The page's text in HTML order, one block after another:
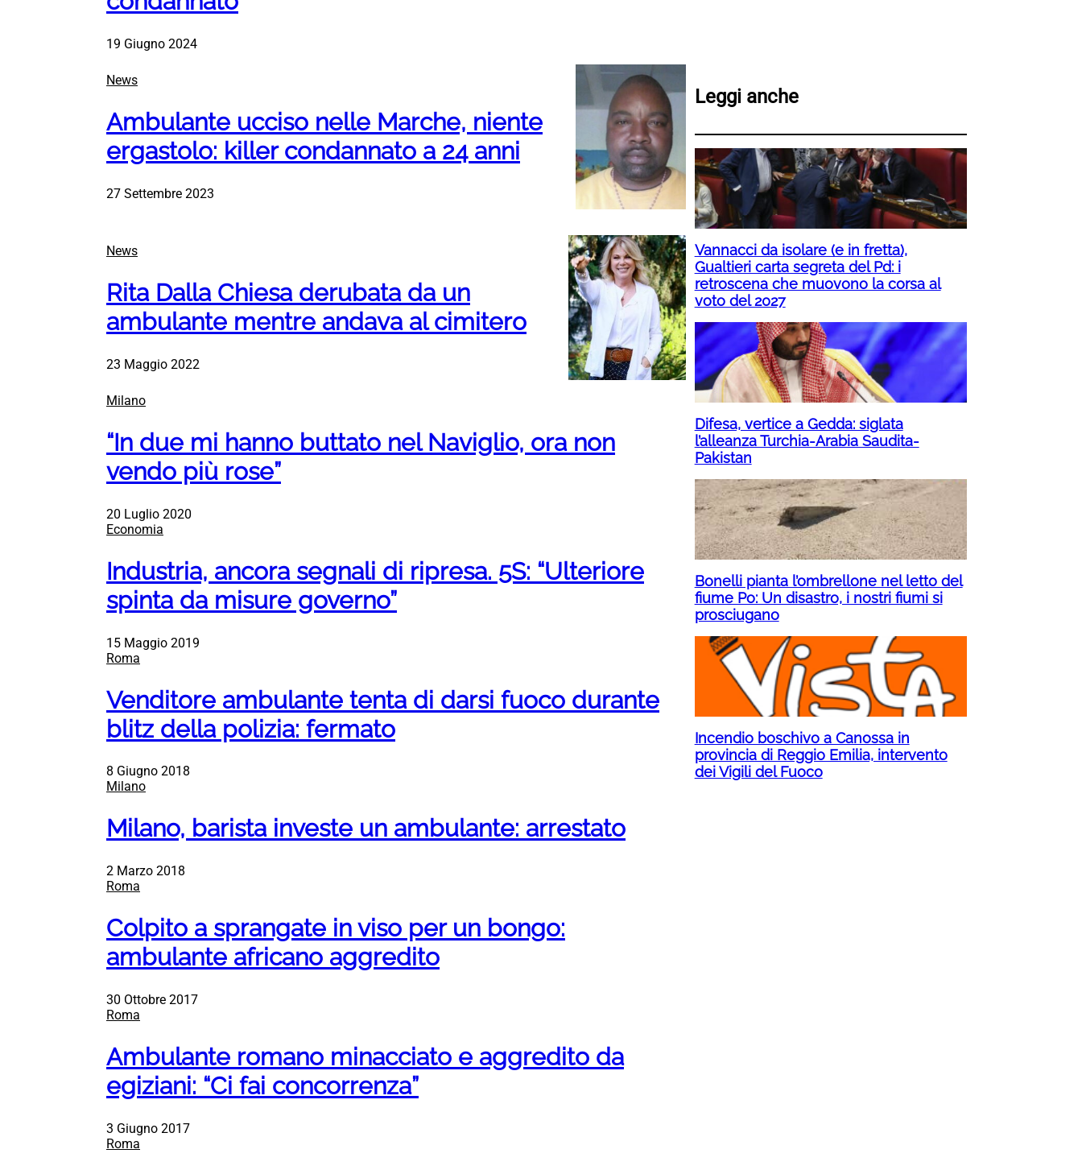
19 Giugno 2024
News
Ambulante ucciso nelle Marche, niente
ergastolo: killer condannato a 24 anni
27 Settembre 2023
News
Rita Dalla Chiesa derubata da un
ambulante mentre andava al cimitero
23 Maggio 2022
Milano
“In due mi hanno buttato nel Naviglio, ora non
vendo più rose”
20 Luglio 2020
Economia
Industria, ancora segnali di ripresa. 5S: “Ulteriore
spinta da misure governo”
15 Maggio 2019
Roma
Venditore ambulante tenta di darsi fuoco durante
blitz della polizia: fermato
8 Giugno 2018
Milano
Milano, barista investe un ambulante: arrestato
2 Marzo 2018
Roma
Colpito a sprangate in viso per un bongo:
ambulante africano aggredito
30 Ottobre 2017
Roma
Ambulante romano minacciato e aggredito da
egiziani: “Ci fai concorrenza”
3 Giugno 2017
Roma
Leggi anche
Vannacci da isolare (e in fretta),
Gualtieri carta segreta del Pd: i
retroscena che muovono la corsa al
voto del 2027
Difesa, vertice a Gedda: siglata
l’alleanza Turchia-Arabia Saudita-
Pakistan
Bonelli pianta l’ombrellone nel letto del
fiume Po: Un disastro, i nostri fiumi si
prosciugano
Incendio boschivo a Canossa in
provincia di Reggio Emilia, intervento
dei Vigili del Fuoco